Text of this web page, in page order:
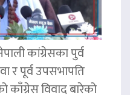
कांग्रेसका पुर्व
र पूर्व उपसभापति
विवाद बारेको